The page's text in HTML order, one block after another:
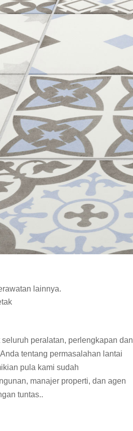
lainnya.
peralatan, perlengkapan dan
tentang permasalahan lantai
pula kami sudah
manajer properti, dan agen
tuntas..